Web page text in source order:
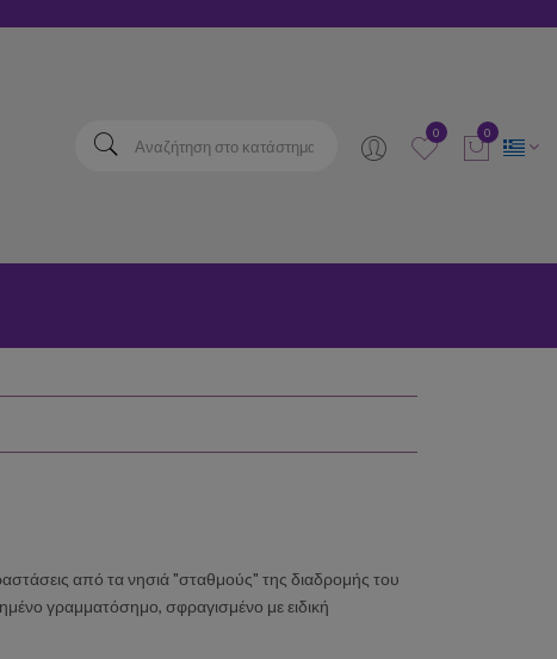
elta 0 0
από τα νησιά "σταθμούς" της διαδρομής του
γραμματόσημο, σφραγισμένο με ειδική